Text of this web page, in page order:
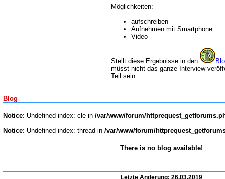
Möglichkeiten:
aufschreiben
Aufnehmen mit Smartphone
Video
Stellt diese Ergebnisse in den
müsst nicht das ganze Interview
Teil sein.
Blog
Notice: Undefined index: cle in /var/www/forum/
Notice: Undefined index: thread in /var/www/forum/
There is no blog available!
Letzte Änderung: 26.03.2019